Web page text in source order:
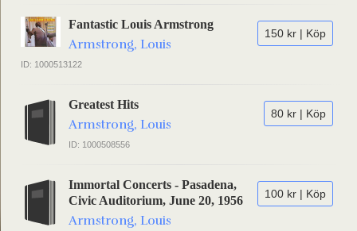
150 kr | Köp
Fantastic Louis Armstrong
Armstrong, Louis
ID: 1000513122
80 kr | Köp
Greatest Hits
Armstrong, Louis
ID: 1000508556
100 kr | Köp
Immortal Concerts - Pasadena,
Civic Auditorium, June 20, 1956
Armstrong, Louis